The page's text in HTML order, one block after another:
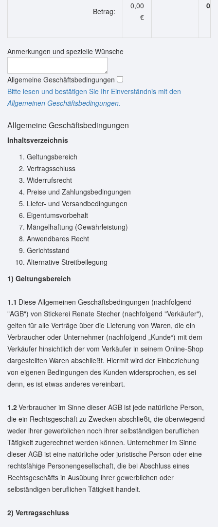
Betrag:
0,00
€
Anmerkungen und spezielle Wünsche
Allgemeine Geschäftsbedingungen
Bitte lesen und bestätigen Sie Ihr Einverständnis mit den
Allgemeinen Geschäftsbedingungen.
Allgemeine Geschäftsbedingungen
Inhaltsverzeichnis
Geltungsbereich
Vertragsschluss
Widerrufsrecht
Preise und Zahlungsbedingungen
Liefer- und Versandbedingungen
Eigentumsvorbehalt
Mängelhaftung (Gewährleistung)
Anwendbares Recht
Gerichtsstand
Alternative Streitbeilegung
1) Geltungsbereich
1.1 Diese Allgemeinen Geschäftsbedingungen (nachfolgend
"AGB") von Stickerei Renate Stecher (nachfolgend "Verkäufer"),
gelten für alle Verträge über die Lieferung von Waren, die ein
Verbraucher oder Unternehmer (nachfolgend „Kunde“) mit dem
Verkäufer hinsichtlich der vom Verkäufer in seinem Online-Shop
dargestellten Waren abschließt. Hiermit wird der Einbeziehung
von eigenen Bedingungen des Kunden widersprochen, es sei
denn, es ist etwas anderes vereinbart.
1.2Verbraucher im Sinne dieser AGB ist jede natürliche Person,
die ein Rechtsgeschäft zu Zwecken abschließt, die überwiegend
weder ihrer gewerblichen noch ihrer selbständigen beruflichen
Tätigkeit zugerechnet werden können. Unternehmer im Sinne
dieser AGB ist eine natürliche oder juristische Person oder eine
rechtsfähige Personengesellschaft, die bei Abschluss eines
Rechtsgeschäfts in Ausübung ihrer gewerblichen oder
selbständigen beruflichen Tätigkeit handelt.
2) Vertragsschluss